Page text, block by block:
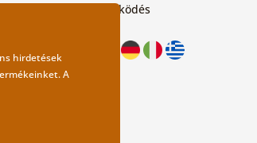
együttműködés
hirdetések
A